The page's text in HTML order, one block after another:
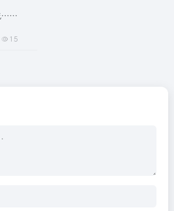
……
15